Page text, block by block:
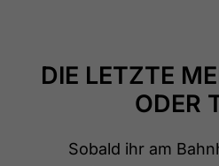
DIE LETZTE
ODER
Sobald ihr am